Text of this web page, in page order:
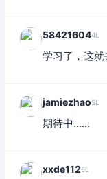
584216044L
学习了，这就
jamiezhao5L
期待中......
xxde1126L